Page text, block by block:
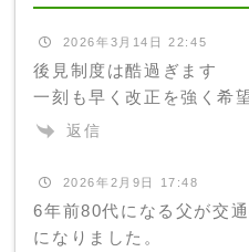
2026年3月14日 22:45
後見制度は酷過ぎます
一刻も早く改正を強く希
返信
2026年2月9日 17:48
6年前80代になる父が交
になりました。